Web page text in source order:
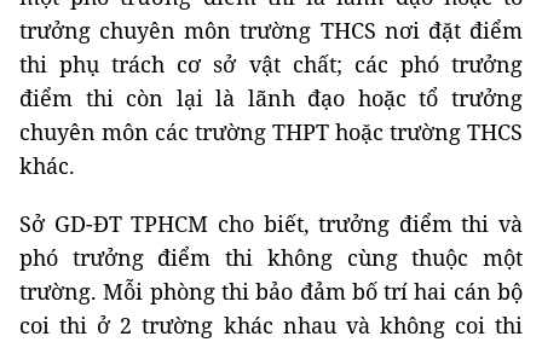
trưởng chuyên môn trường THCS nơi đặt điểm
thi phụ trách cơ sở vật chất; các phó trưởng
điểm thi còn lại là lãnh đạo hoặc tổ trưởng
chuyên môn các trường THPT hoặc trường THCS
khác.
Sở GD-ĐT TPHCM cho biết, trưởng điểm thi và
phó trưởng điểm thi không cùng thuộc một
trường. Mỗi phòng thi bảo đảm bố trí hai cán bộ
coi thi ở 2 trường khác nhau và không coi thi